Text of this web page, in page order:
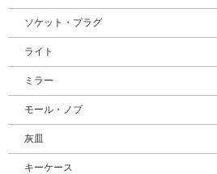
ソケット・プラグ
ライト
ミラー
モール・ノブ
灰皿
キーケース